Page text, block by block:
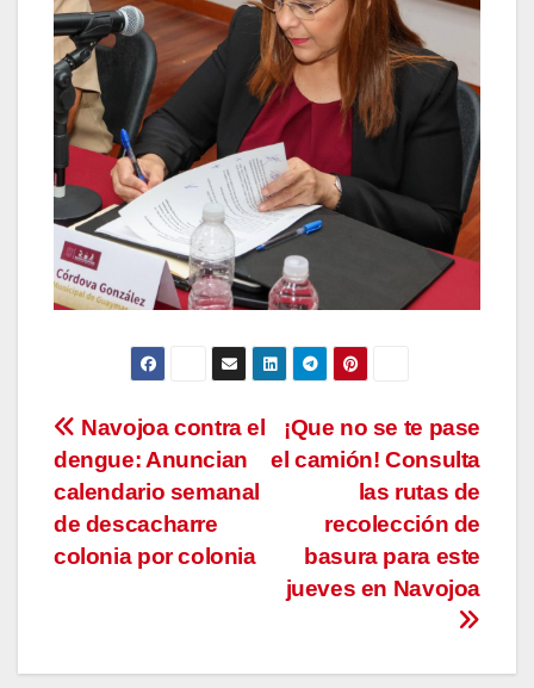
Navegación
de
entradas
¡Que no se te pase
el camión! Consulta
las rutas de
recolección de
basura para este
jueves en Navojoa
Navojoa contra el
dengue: Anuncian
calendario semanal
de descacharre
colonia por colonia